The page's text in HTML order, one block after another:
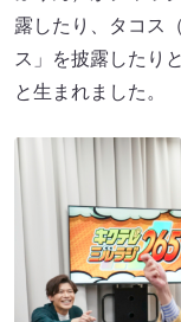
露したり、タコス
ス」を披露したり
と⽣まれました。